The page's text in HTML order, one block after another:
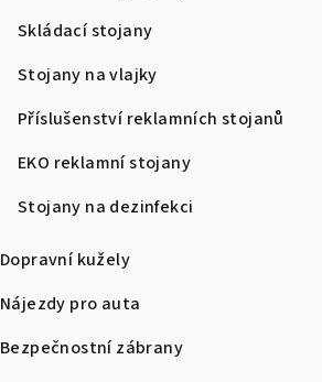
Skládací stojany
Stojany na vlajky
Příslušenství reklamních stojanů
EKO reklamní stojany
Stojany na dezinfekci
Dopravní kužely
Nájezdy pro auta
Bezpečnostní zábrany